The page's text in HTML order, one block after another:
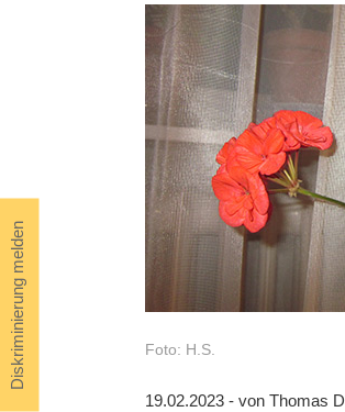
Diskriminierung melden Foto: H.S.
19.02.2023 - von Thomas